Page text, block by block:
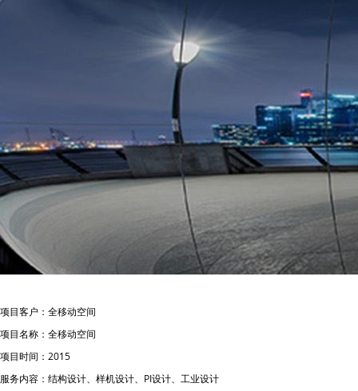
项目客户：全移动空间
项目名称：全移动空间
项目时间： 2015
服务内容：结构设计、样机设计、 PI设计、工业设计